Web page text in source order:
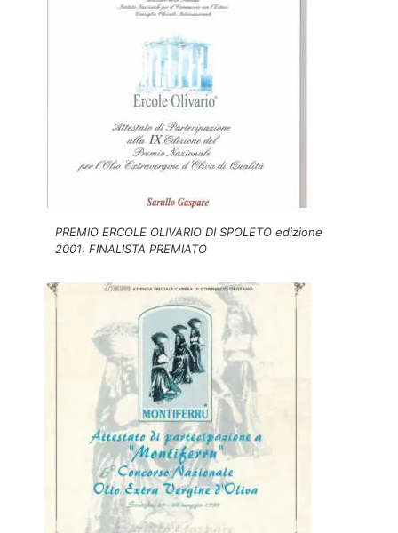
PREMIO ERCOLE OLIVARIO DI SPOLETO edizione
2001: FINALISTA PREMIATO